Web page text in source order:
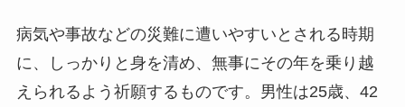
病気や事故などの災難に遭いやすいとされる時期
に、しっかりと身を清め、無事にその年を乗り越
えられるよう祈願するものです。男性は25歳、42